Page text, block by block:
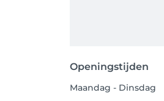
Openingstijden
Maandag - Dinsdag